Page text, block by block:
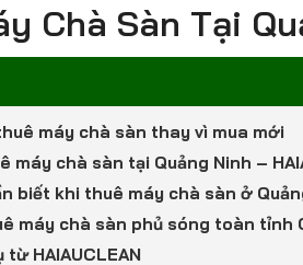
Chà Sàn Tại
máy chà sàn thay vì mua mới
máy chà sàn tại Quảng Ninh –
biết khi thuê máy chà sàn ở
máy chà sàn phủ sóng toàn tỉnh
HAIAUCLEAN